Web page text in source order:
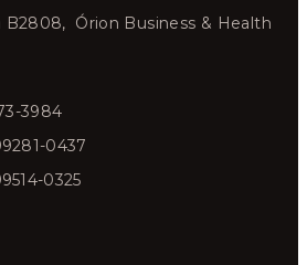
B2808, Órion Business & Health
3984
0437
0325